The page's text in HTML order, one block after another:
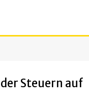
Steuern auf